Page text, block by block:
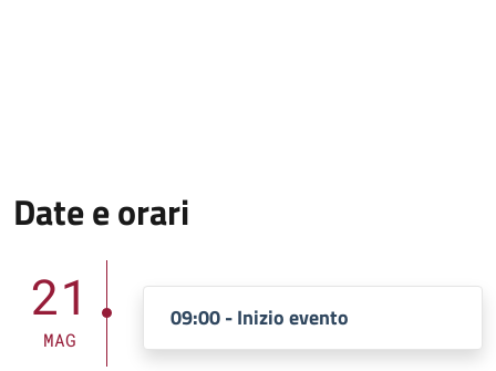
Date e orari
21
MAG
09:00 - Inizio evento